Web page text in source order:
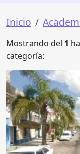
Inicio
Mostrando del 1
categoría: